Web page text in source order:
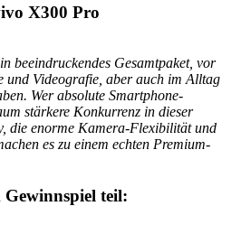
X300 Pro
beeindruckendes Gesamtpaket, vor
und Videografie, aber auch im Alltag
Wer absolute Smartphone-
stärkere Konkurrenz in dieser
die enorme Kamera-Flexibilität und
es zu einem echten Premium-
teil: